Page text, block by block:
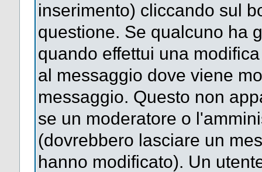
inserimento) cliccando sul
questione. Se qualcuno ha
quando effettui una
al messaggio dove viene
messaggio. Questo non
se un moderatore o
(dovrebbero lasciare un
hanno modificato). Un